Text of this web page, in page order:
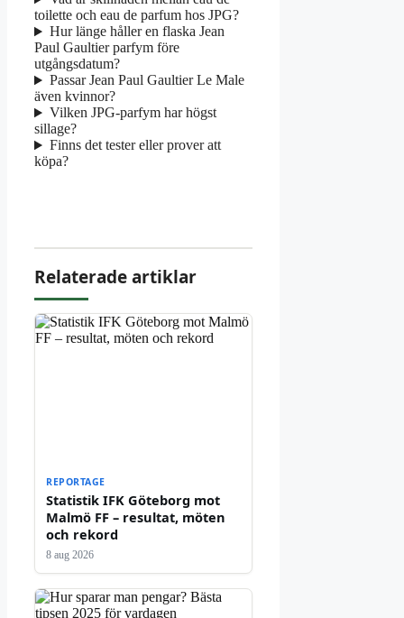
toilette och eau de parfum hos JPG?
Hur länge håller en flaska Jean
Paul Gaultier parfym före
utgångsdatum?
Passar Jean Paul Gaultier Le Male
även kvinnor?
Vilken JPG-parfym har högst
sillage?
Finns det tester eller prover att
köpa?
Relaterade artiklar
REPORTAGE
Statistik IFK Göteborg mot
Malmö FF – resultat, möten
och rekord
8 aug 2026